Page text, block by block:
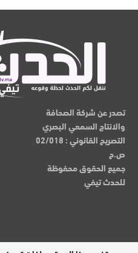
تصدر عن شركة الصحافة
والانتاج السمعي البصري
التصريح القانوني : 02/018
ص.ح
جميع الحقوق محفوظة
للحدث تيفي